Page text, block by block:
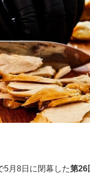
5月8日に閉幕した第26